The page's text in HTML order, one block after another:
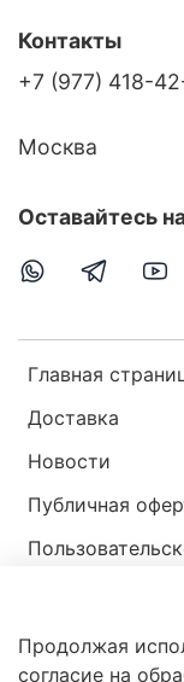
Главная
Доставка
Новости
Публичная
Контакты
+7 (977) 418-
Москва
Оставайтесь
Магазин мир
Продолжая
согласие на